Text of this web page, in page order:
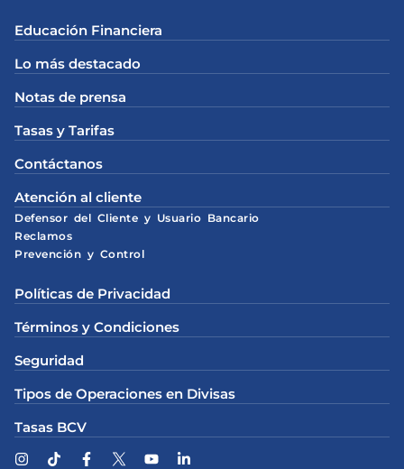
Educación Financiera
Lo más destacado
Notas de prensa
Tasas y Tarifas
Contáctanos
Atención al cliente
Defensor del Cliente y Usuario Bancario
Reclamos
Prevención y Control
Políticas de Privacidad
Términos y Condiciones
Seguridad
Tipos de Operaciones en Divisas
Tasas BCV